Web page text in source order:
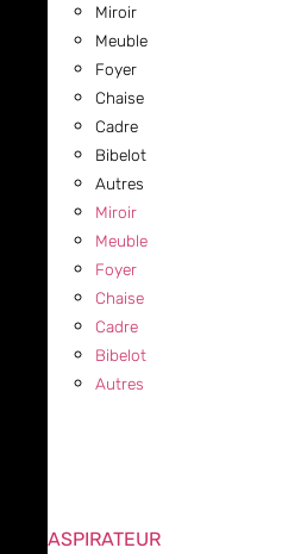
Miroir
Meuble
Foyer
Chaise
Cadre
Bibelot
Autres
Miroir
Meuble
Foyer
Chaise
Cadre
Bibelot
Autres
ASPIRATEUR